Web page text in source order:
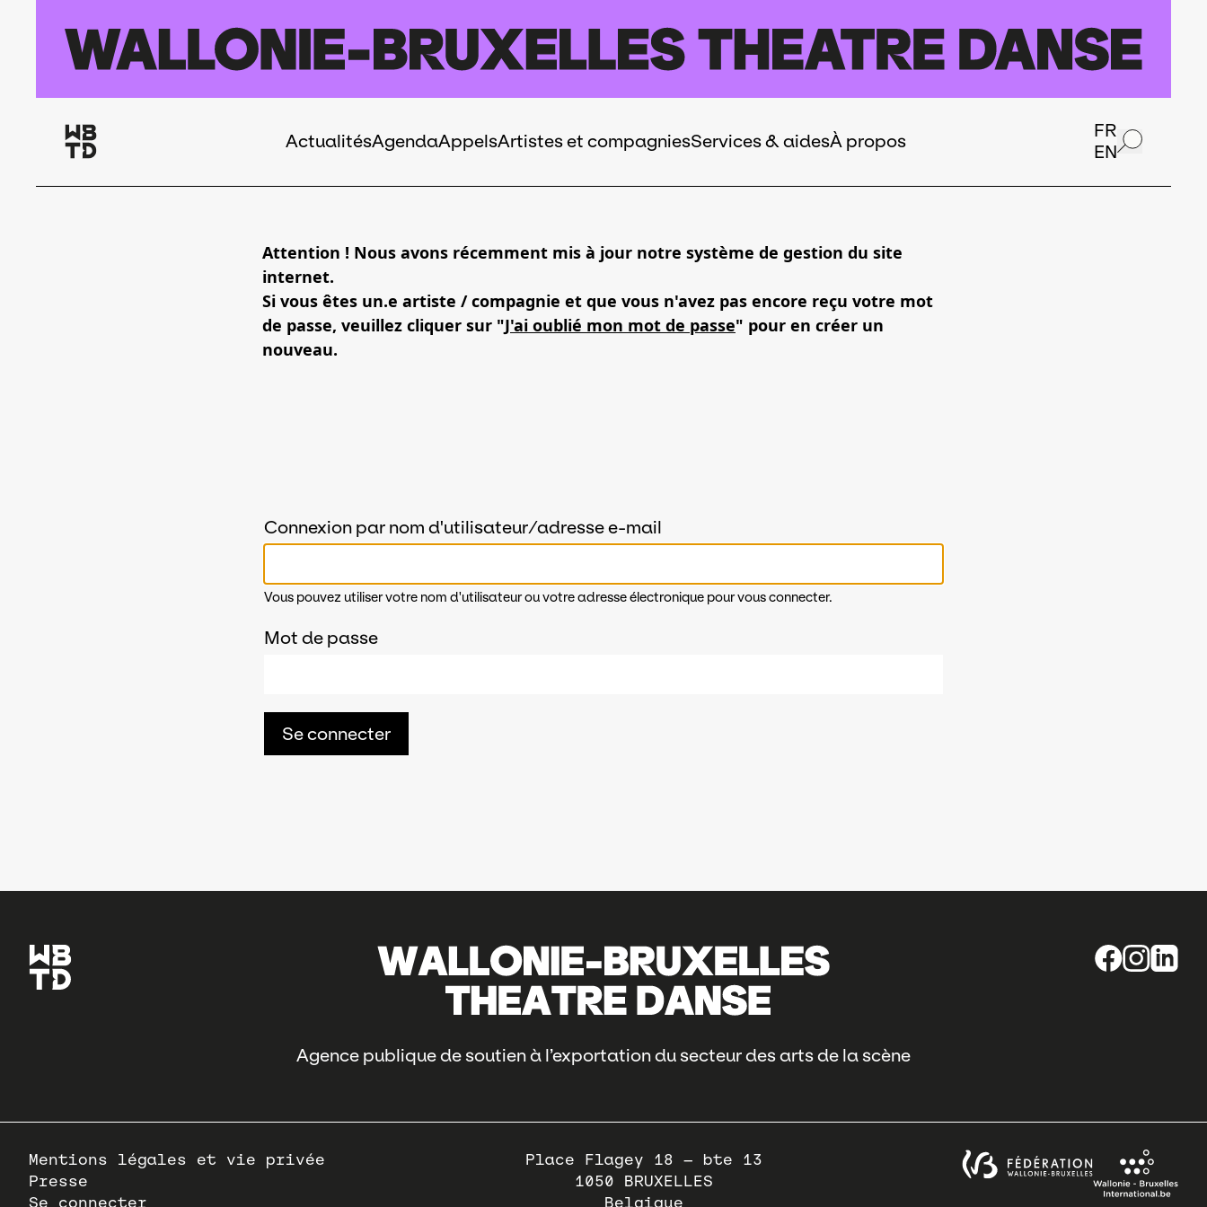
Navigation
ActualitésAgendaAppelsArtistes et compagniesServices & aidesÀ propos
FR
EN
Attention ! Nous avons récemment mis à jour notre système de gestion du site
internet.
Si vous êtes un.e artiste / compagnie et que vous n'avez pas encore reçu votre mot
de passe, veuillez cliquer sur "J'ai oublié mon mot de passe" pour en créer un
nouveau.
Connexion par nom d'utilisateur/adresse e-mail
Vous pouvez utiliser votre nom d'utilisateur ou votre adresse électronique pour vous connecter.
Mot de passe
Agence publique de soutien à l’exportation du secteur des arts de la scène
Pied
de
page
Mentions légales et vie privée
Presse
Se connecter
Place Flagey 18 – bte 13
1050
BRUXELLES
Belgique